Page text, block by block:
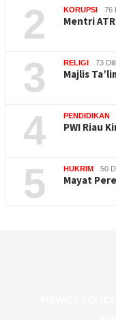
2 KORUPSI 76
Mentri
3 RELIGI 73
Majlis
4 PENDIDIKAN
PWI Riau
5 HUKRIM 50
Mayat